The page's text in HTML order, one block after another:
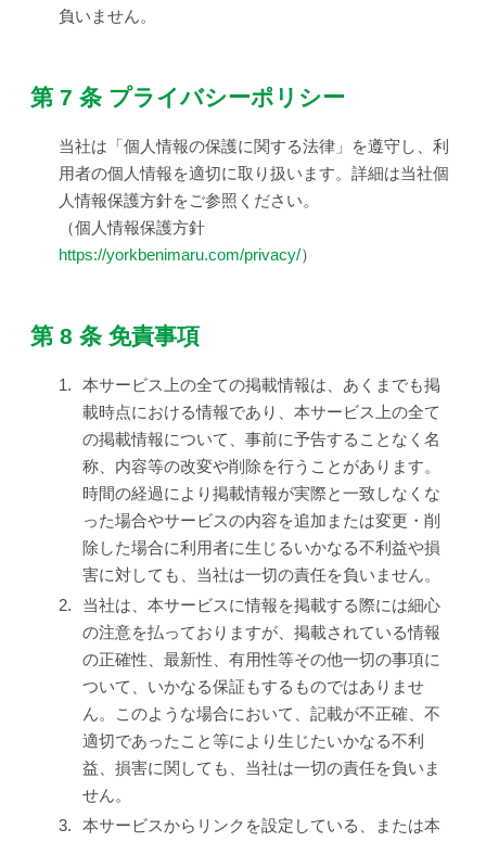
負いません。
第 7 条 プライバシーポリシー
当社は「個人情報の保護に関する法律」を遵守し、利
用者の個人情報を適切に取り扱います。詳細は当社個
人情報保護方針をご参照ください。
（個人情報保護方針
https://yorkbenimaru.com/privacy/）
第 8 条 免責事項
1.
本サービス上の全ての掲載情報は、あくまでも掲
載時点における情報であり、本サービス上の全て
の掲載情報について、事前に予告することなく名
称、内容等の改変や削除を行うことがあります。
時間の経過により掲載情報が実際と一致しなくな
った場合やサービスの内容を追加または変更・削
除した場合に利用者に生じるいかなる不利益や損
害に対しても、当社は一切の責任を負いません。
2.
当社は、本サービスに情報を掲載する際には細心
の注意を払っておりますが、掲載されている情報
の正確性、最新性、有用性等その他一切の事項に
ついて、いかなる保証もするものではありませ
ん。このような場合において、記載が不正確、不
適切であったこと等により生じたいかなる不利
益、損害に関しても、当社は一切の責任を負いま
せん。
3.
本サービスからリンクを設定している、または本